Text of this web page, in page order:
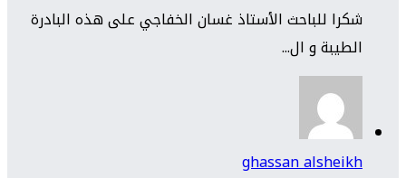
شكرا للباحث الأستاذ غسان الخفاجي على هذه البادرة
الطيبة و ال...
ghassan alsheikh